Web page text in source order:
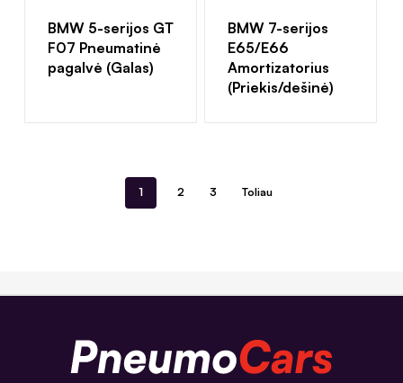
BMW 5-serijos GT
F07 Pneumatinė
pagalvė (Galas)
BMW 7-serijos
E65/E66
Amortizatorius
(Priekis/dešinė)
1 2 3 Toliau